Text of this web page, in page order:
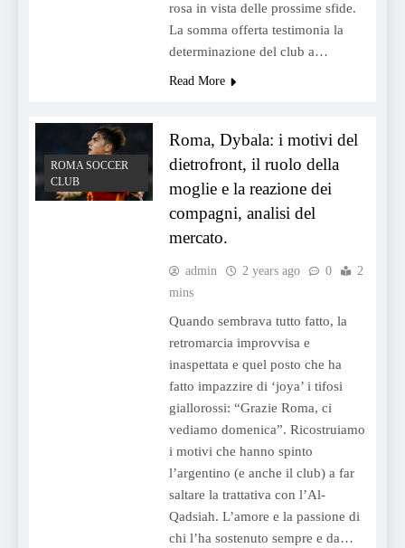
rosa in vista delle prossime sfide.
La somma offerta testimonia la
determinazione del club a…
Read More
ROMA SOCCER
CLUB
Roma, Dybala: i motivi del
dietrofront, il ruolo della
moglie e la reazione dei
compagni, analisi del
mercato.
admin 2 years ago 0
2
mins
Quando sembrava tutto fatto, la
retromarcia improvvisa e
inaspettata e quel posto che ha
fatto impazzire di ‘joya’ i tifosi
giallorossi: “Grazie Roma, ci
vediamo domenica”. Ricostruiamo
i motivi che hanno spinto
l’argentino (e anche il club) a far
saltare la trattativa con l’Al-
Qadsiah. L’amore e la passione di
chi l’ha sostenuto sempre e da…